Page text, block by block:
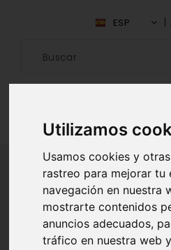
Utilizamos
Usamos cookies y
rastreo para mejorar tu
navegación en nuestra
mostrarte contenidos
anuncios adecuados,
tráfico en nuestra web
ESP
Inicio Amigos